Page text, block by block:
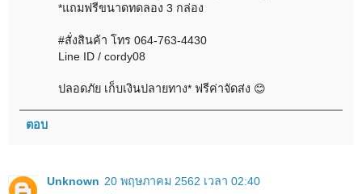
*แถมฟรีขนาดทดลอง 3 กล่อง
#สั่งสินค้า โทร 064-763-4430
Line ID / cordy08
ปลอดภัย เก็บเงินปลายทาง* ฟรีค่าจัดส่ง 😊
ตอบ
Unknown 20 พฤษภาคม 2562 เวลา 02:40